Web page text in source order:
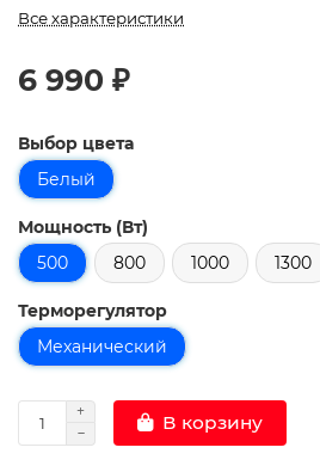
Все характеристики
6 990 ₽
Выбор цвета
Белый
Мощность (Вт)
500
800 1000 1300
Терморегулятор
Механический
В корзину